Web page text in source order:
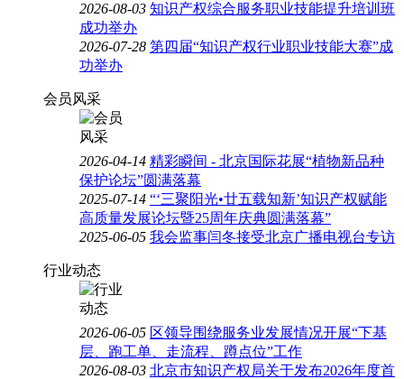
2026-08-03 知识产权综合服务职业技能提升培训班
成功举办
2026-07-28 第四届“知识产权行业职业技能大赛”成
功举办
会员风采
2026-04-14 精彩瞬间 - 北京国际花展“植物新品种
保护论坛”圆满落幕
2025-07-14 “‘三聚阳光•廿五载知新’知识产权赋能
高质量发展论坛暨25周年庆典圆满落幕”
2025-06-05 我会监事闫冬接受北京广播电视台专访
行业动态
2026-06-05 区领导围绕服务业发展情况开展“下基
层、跑工单、走流程、蹲点位”工作
2026-08-03 北京市知识产权局关于发布2026年度首